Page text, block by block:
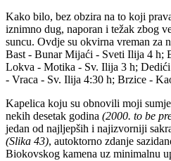
Kako bilo, bez obzira na to koji
iznimno dug, naporan i težak zbog
suncu. Ovdje su okvirna vreman za
Bast - Bunar Mijaći - Sveti Ilija 4 h;
Lokva - Motika - Sv. Ilija 3 h;
- Vraca - Sv. Ilija 4:30 h; Brzice -
Kapelica koju su obnovili moji
nekih desetak godina (2000. to be
jedan od najljepših i najizvorniji
(Slika 43), autoktorno zdanje
Biokovskog kamena uz minimalnu